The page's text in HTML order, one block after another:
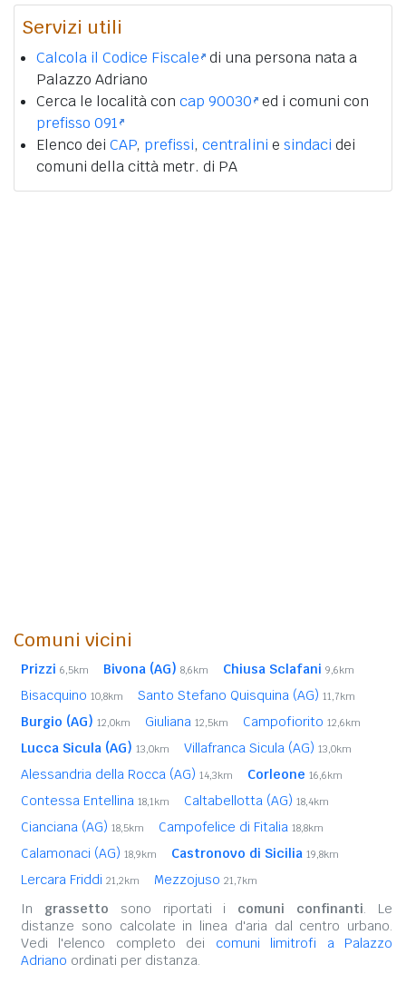
Servizi utili
Calcola il Codice Fiscale di una persona nata a
Palazzo Adriano
Cerca le località con cap 90030 ed i comuni con
prefisso 091
Elenco dei CAP, prefissi, centralini e sindaci dei
comuni della città metr. di PA
Comuni vicini
Prizzi 6,5km Bivona (AG) 8,6km Chiusa Sclafani 9,6km
Bisacquino 10,8km Santo Stefano Quisquina (AG) 11,7km
Burgio (AG) 12,0km Giuliana 12,5km Campofiorito 12,6km
Lucca Sicula (AG) 13,0km Villafranca Sicula (AG) 13,0km
Alessandria della Rocca (AG) 14,3km Corleone 16,6km
Contessa Entellina 18,1km Caltabellotta (AG) 18,4km
Cianciana (AG) 18,5km Campofelice di Fitalia 18,8km
Calamonaci (AG) 18,9km Castronovo di Sicilia 19,8km
Lercara Friddi 21,2km Mezzojuso 21,7km
In grassetto sono riportati i comuni confinanti. Le
distanze sono calcolate in linea d'aria dal centro urbano.
Vedi l'elenco completo dei comuni limitrofi a Palazzo
Adriano ordinati per distanza.